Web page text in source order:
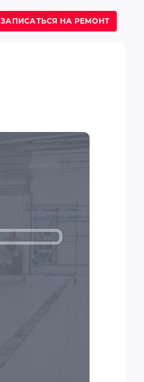
ЗАПИСАТЬСЯ НА РЕМОНТ